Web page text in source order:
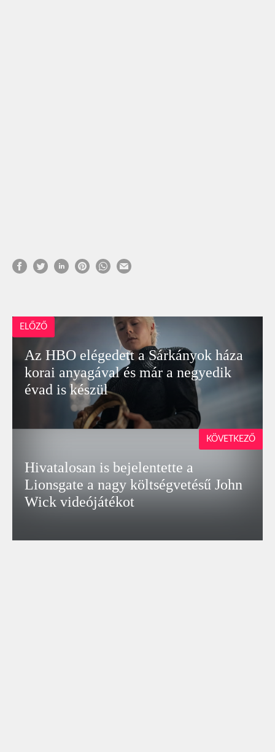
ELŐZŐ
Az HBO elégedett a Sárkányok háza
korai anyagával és már a negyedik
évad is készül
Hivatalosan is bejelentette a
Lionsgate a nagy költségvetésű John
Wick videójátékot
KÖVETKEZŐ